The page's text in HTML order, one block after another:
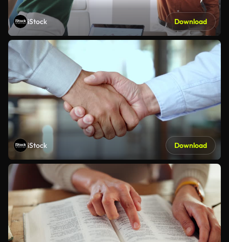
iStock Download
iStock Download